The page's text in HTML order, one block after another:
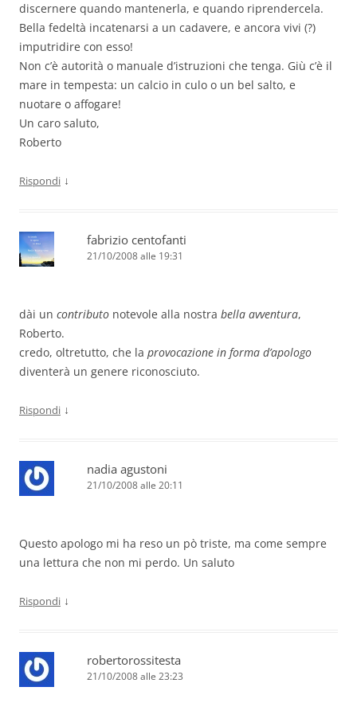
discernere quando mantenerla, e quando riprendercela.
Bella fedeltà incatenarsi a un cadavere, e ancora vivi (?)
imputridire con esso!
Non c’è autorità o manuale d’istruzioni che tenga. Giù c’è il
mare in tempesta: un calcio in culo o un bel salto, e
nuotare o affogare!
Un caro saluto,
Roberto
Rispondi ↓
fabrizio centofanti
21/10/2008 alle 19:31
dài un contributo notevole alla nostra bella avventura,
Roberto.
credo, oltretutto, che la provocazione in forma d’apologo
diventerà un genere riconosciuto.
Rispondi ↓
nadia agustoni
21/10/2008 alle 20:11
Questo apologo mi ha reso un pò triste, ma come sempre
una lettura che non mi perdo. Un saluto
Rispondi ↓
robertorossitesta
21/10/2008 alle 23:23